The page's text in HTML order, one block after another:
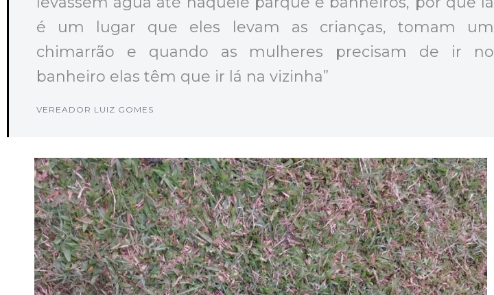
é um lugar que eles levam as crianças, tomam um
chimarrão e quando as mulheres precisam de ir no
banheiro elas têm que ir lá na vizinha”
VEREADOR LUIZ GOMES